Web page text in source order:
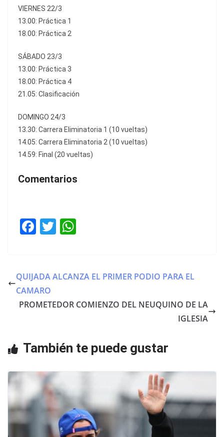
VIERNES 22/3
13.00: Práctica 1
18.00: Práctica 2
SÁBADO 23/3
13.00: Práctica 3
18.00: Práctica 4
21.05: Clasificación
DOMINGO 24/3
13.30: Carrera Eliminatoria 1 (10 vueltas)
14.05: Carrera Eliminatoria 2 (10 vueltas)
14.59: Final (20 vueltas)
Comentarios
F
e
b
o
T
er s
p
QUIJADA ALCANZA EL PRIMER PODIO PARA EL
CAMARO
PROMETEDOR COMIENZO DEL NEUQUINO DE LA
IGLESIA
También te puede gustar